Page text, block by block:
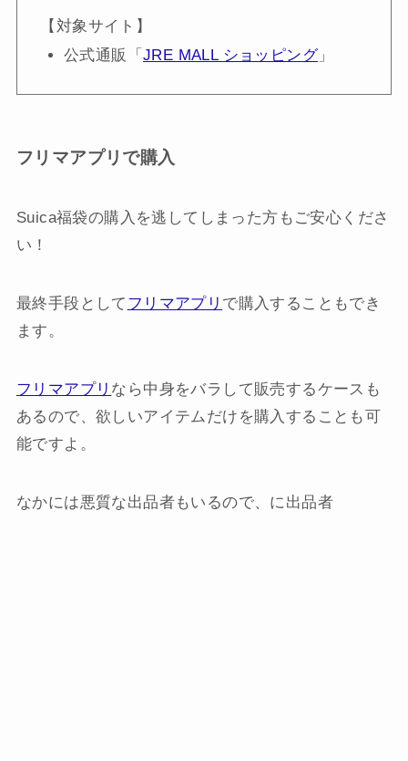
【対象サイト】
公式通販「 JRE MALL ショッピング」
フリマアプリで購入
Suica福袋の購入を逃してしまった方もご安心くださ
い！
最終手段として フリマアプリ で購入することもでき
ます。
フリマアプリ なら中身をバラして販売するケースも
あるので、欲しいアイテムだけを購入することも可
能ですよ。
なかには悪質な出品者もいるので、に出品者